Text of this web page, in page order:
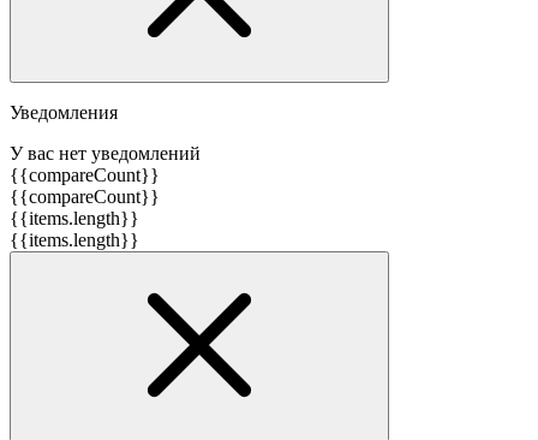
Уведомления
У вас нет уведомлений
{{compareCount}}
{{compareCount}}
{{items.length}}
{{items.length}}